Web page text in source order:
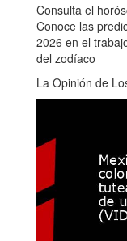
Consulta el
Conoce las
2026 en el
del zodíaco
La Opinión de